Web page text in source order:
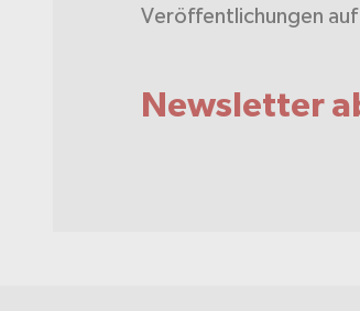
Veröffentlichungen
Newsletter